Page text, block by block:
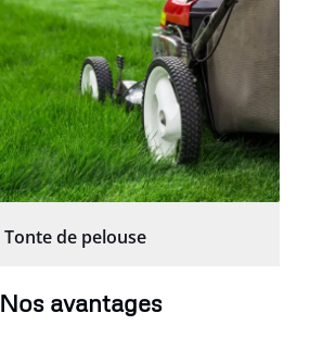
Tonte de pelouse
Nos avantages